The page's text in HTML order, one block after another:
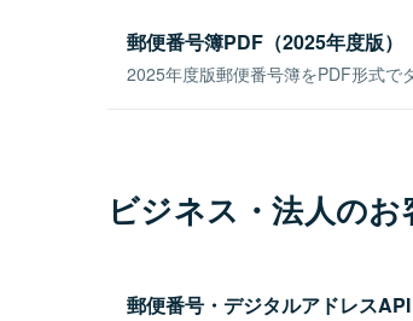
郵便番号簿PDF（2025年度版）
2025年度版郵便番号簿をPDF形式で
ビジネス・法人の
郵便番号・デジタルアドレスAPI